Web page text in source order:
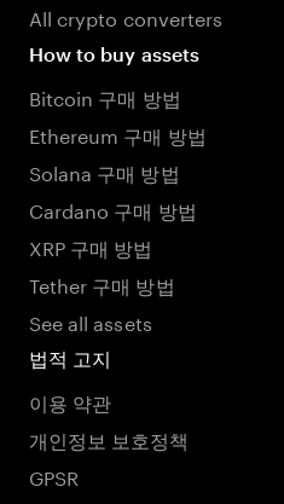
All crypto converters
How to buy assets
Bitcoin 구매 방법
Ethereum 구매 방법
Solana 구매 방법
Cardano 구매 방법
XRP 구매 방법
Tether 구매 방법
See all assets
법적 고지
이용 약관
개인정보 보호정책
GPSR